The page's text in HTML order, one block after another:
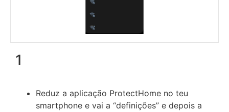
1
Reduz a aplicação ProtectHome no teu
smartphone e vai a “definições” e depois a